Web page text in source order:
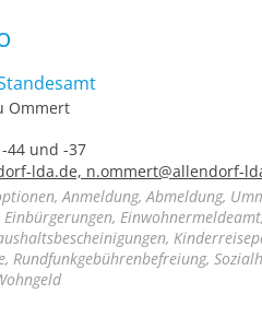
Ommert
44 und -37
lda.de, n.ommert@allendorf-
Anmeldung, Abmeldung,
Einbürgerungen,
Rundfunkgebührenbefreiung,